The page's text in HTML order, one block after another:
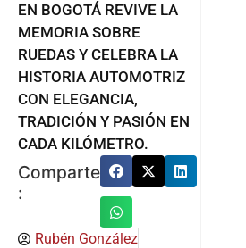
EN BOGOTÁ REVIVE LA
MEMORIA SOBRE
RUEDAS Y CELEBRA LA
HISTORIA AUTOMOTRIZ
CON ELEGANCIA,
TRADICIÓN Y PASIÓN EN
CADA KILÓMETRO.
Comparte
:
Rubén González